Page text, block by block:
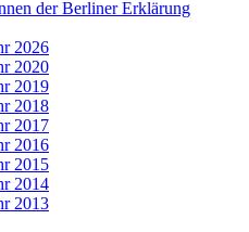
der Berliner Erklärung
2026
2020
2019
2018
2017
2016
2015
2014
2013